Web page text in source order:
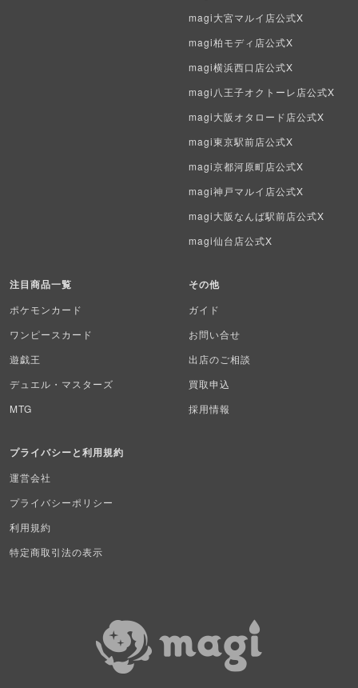
カードファイト!! ヴァンガード
ムシキング
ドラゴンボールヒーローズ
Z/X（ゼクス）
アイカツ
アヴァロンの鍵
アンジュ・ヴィエルジュ
ガンバライジング
艦これアーケード
magi大宮マルイ店公式X
magi柏モディ店公式X
magi横浜西口店公式X
magi八王子オクトーレ店公式X
magi大阪オタロード店公式X
magi東京駅前店公式X
magi京都河原町店公式X
magi神戸マルイ店公式X
magi大阪なんば駅前店公式X
magi仙台店公式X
注目商品一覧
ポケモンカード
ワンピースカード
遊戯王
デュエル・マスターズ
MTG
その他
ガイド
お問い合せ
出店のご相談
買取申込
採用情報
プライバシーと利用規約
運営会社
プライバシーポリシー
利用規約
特定商取引法の表示